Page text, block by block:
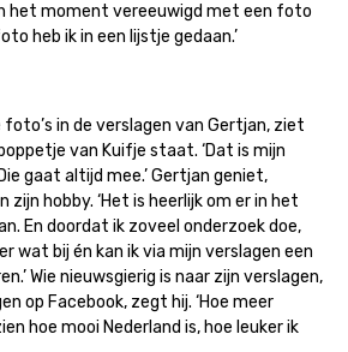
het moment vereeuwigd met een foto
heb ik in een lijstje gedaan.’
foto’s in de verslagen van Gertjan, ziet
van Kuifje staat. ‘Dat is mijn
gaat altijd mee.’ Gertjan geniet,
zijn hobby. ‘Het is heerlijk om er in het
En doordat ik zoveel onderzoek doe,
wat bij én kan ik via mijn verslagen een
Wie nieuwsgierig is naar zijn verslagen,
op Facebook, zegt hij. ‘Hoe meer
hoe mooi Nederland is, hoe leuker ik